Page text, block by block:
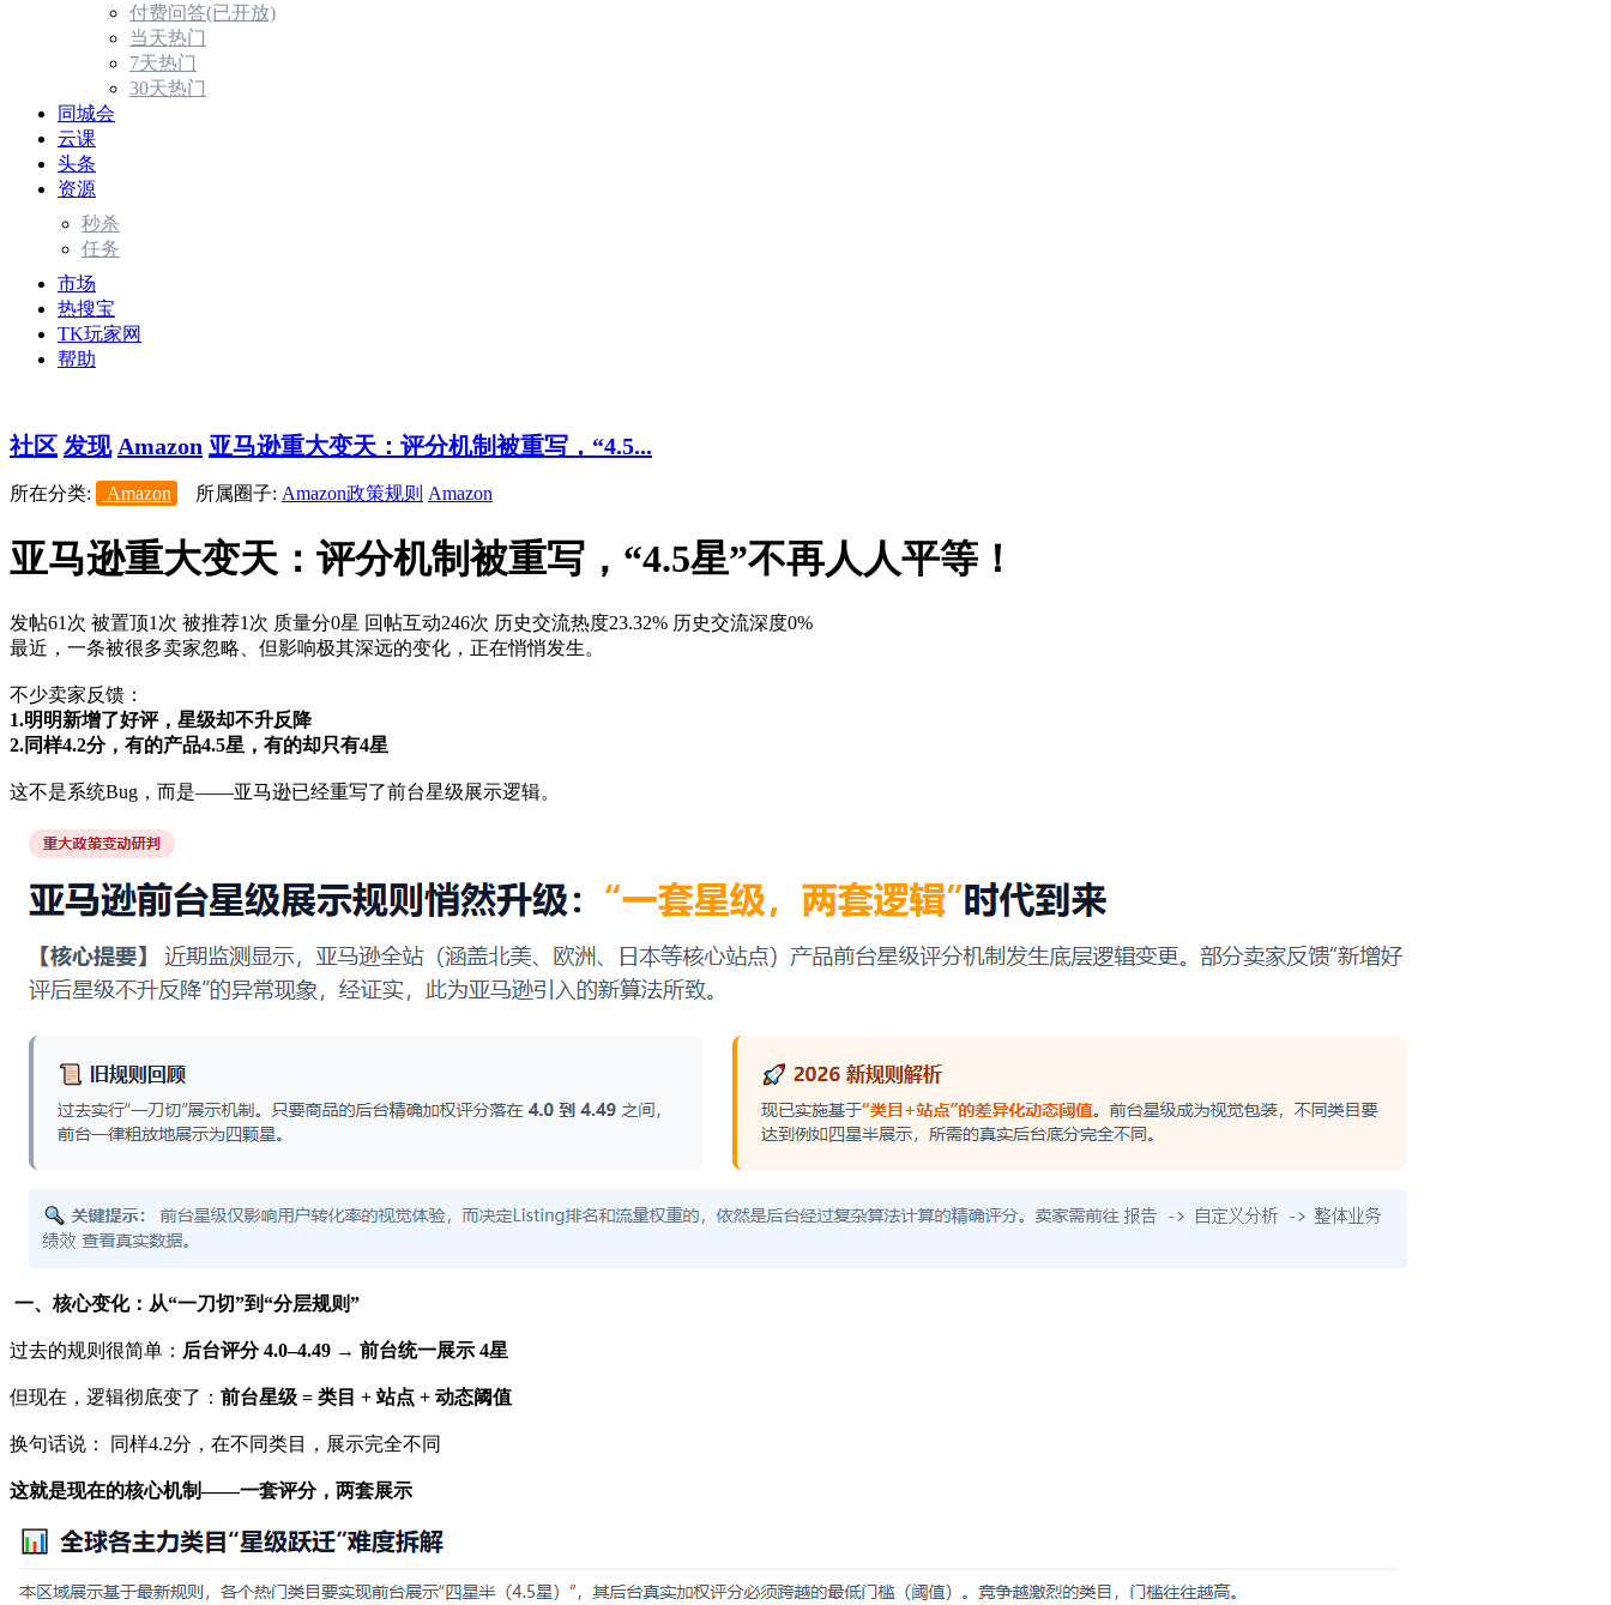
付费问答(已开放)
当天热门
7天热门
30天热门
同城会
云课
头条
资源
秒杀
任务
市场
热搜宝
TK玩家网
帮助
社区 发现 Amazon 亚马逊重大变天：评分机制被重写，“4.5...
所在分类: Amazon 所属圈子: Amazon政策规则 Amazon
亚马逊重大变天：评分机制被重写，“4.5星”不再人人平等！
发帖61次 被置顶1次 被推荐1次 质量分0星 回帖互动246次 历史交流热度23.32% 历史交流深度0%
最近，一条被很多卖家忽略、但影响极其深远的变化，正在悄悄发生。
不少卖家反馈：
1.明明新增了好评，星级却不升反降
2.同样4.2分，有的产品4.5星，有的却只有4星
这不是系统Bug，而是——亚马逊已经重写了前台星级展示逻辑。
一、核心变化：从“一刀切”到“分层规则”
过去的规则很简单： 后台评分 4.0–4.49 → 前台统一展示 4星
但现在，逻辑彻底变了： 前台星级 = 类目 + 站点 + 动态阈值
换句话说： 同样4.2分，在不同类目，展示完全不同
这就是现在的核心机制——一套评分，两套展示